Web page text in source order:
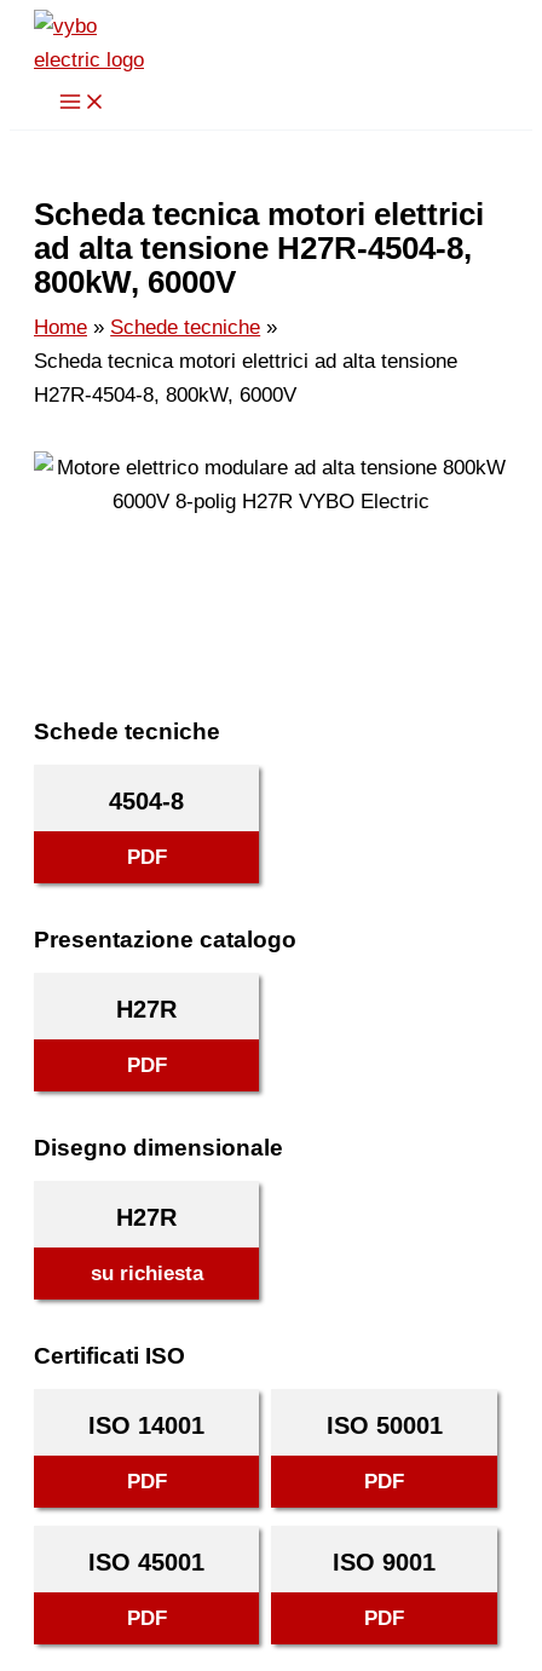
Vai
contenuto
Scheda tecnica motori elettrici
ad alta tensione H27R-4504-8,
800kW, 6000V
Home
Schede tecniche
Scheda tecnica motori elettrici ad alta tensione
H27R-4504-8, 800kW, 6000V
Schede tecniche
4504-8
PDF
Presentazione catalogo
H27R
PDF
Disegno dimensionale
H27R
su richiesta
Certificati ISO
ISO 14001
PDF
ISO 50001
PDF
ISO 45001
PDF
ISO 9001
PDF